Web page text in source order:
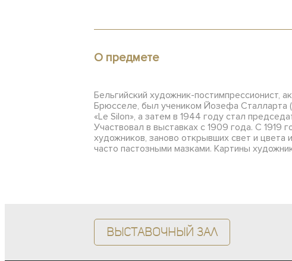
О предмете
Бельгийский художник-постимпрессионист,
Брюсселе, был учеником Йозефа Сталларта
«Le Silon», а затем в 1944 году стал
Участвовал в выставках с 1909 года. С
художников, заново открывших свет и
часто пастозными мазками. Картины
Выставочный зал